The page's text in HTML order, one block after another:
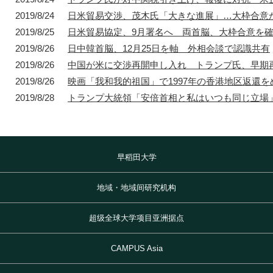
2019/8/24
日米貿易交渉、茂木氏「大きな進展」…大枠合意
2019/8/25
日米貿易協定、9月署名へ 両首脳、大枠合意を
2019/8/26
日中韓首脳、12月25日を軸 外相会談で認識共有
2019/8/26
中国が米に交渉再開申し入れ トランプ氏、早期
2019/8/26
映画「我和我的祖国」で1997年の香港地区返還
2019/8/28
トランプ大統領「安倍首相と私はいつも同じ立
早稻田大学
地域・地域间研究机构
超级全球大学项目亚洲据点
CAMPUS Asia